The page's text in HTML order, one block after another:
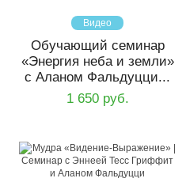
Видео
Обучающий семинар
«Энергия неба и земли»
с Аланом Фальдуцци...
1 650 руб.